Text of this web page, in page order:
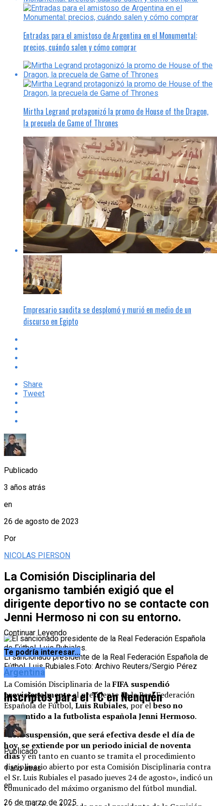
Entradas para el amistoso de Argentina en el Monumental:
precios, cuándo salen y cómo comprar
Mirtha Legrand protagonizó la promo de House of the Dragon,
la precuela de Game of Thrones
Empresario saudita se desplomó y murió en medio de un
discurso en Egipto
Share
Tweet
Publicado
3 años atrás
en
26 de agosto de 2023
Por
NICOLAS PIERSON
La Comisión Disciplinaria del
organismo también exigió que el
dirigente deportivo no se contacte con
Jenni Hermoso ni con su entorno.
El sancionado presidente de la Real Federación Española de
Fútbol, Luis Rubiales.Foto: Archivo Reuters/Sergio Pérez
La Comisión Disciplinaria de laFIFA suspendió
provisionalmenteal presidente de la Real Federación
Española de Fútbol,Luis Rubiales, por elbeso no
consentido a la futbolista española Jenni Hermoso.
«Esta suspensión, que será efectiva desde el día de
hoy, se extiende por un periodo inicial de noventa
díasy en tanto en cuanto se tramita el procedimiento
disciplinario abierto por esta Comisión Disciplinaria contra
el Sr. Luis Rubiales el pasado jueves 24 de agosto», indicó un
comunicado del máximo organismo del fútbol mundial.
Continuar Leyendo
Te podría interesar...
Argentina
Inscriptos para el TC en Neuquén
Publicado
1 año atrás
en
26 de marzo de 2025